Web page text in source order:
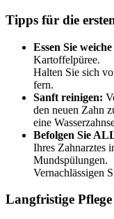
Tipps für die
Essen Sie
Kartoffelpüree.
Halten Sie sich
fern.
Sanft reinigen:
den neuen Zahn
eine
Befolgen Sie
Ihres Zahnarztes
Mundspülungen.
Vernachlässigen
Langfristige